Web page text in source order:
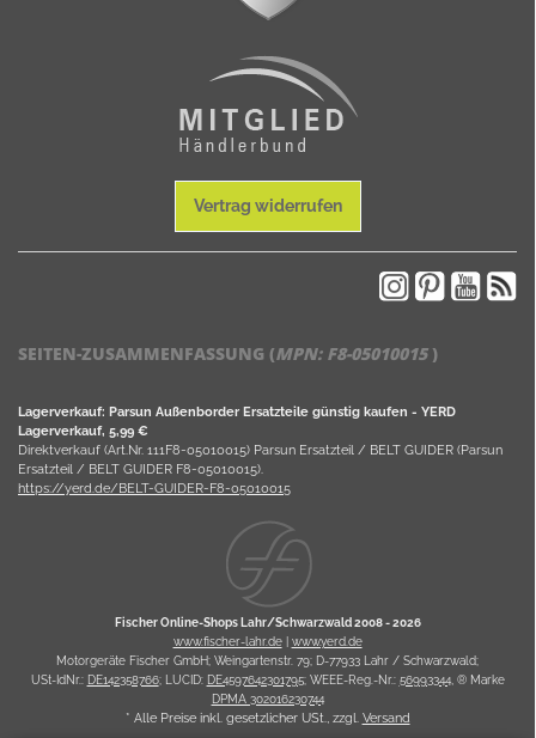
Vertrag widerrufen
SEITEN-ZUSAMMENFASSUNG (MPN: F8-05010015)
Lagerverkauf: Parsun Außenborder Ersatzteile günstig kaufen - YERD
Lagerverkauf, 5,99 €
Direktverkauf (Art.Nr. 111F8-05010015) Parsun Ersatzteil / BELT GUIDER (Parsun
Ersatzteil / BELT GUIDER F8-05010015).
https://yerd.de/BELT-GUIDER-F8-05010015
Fischer Online-Shops Lahr/Schwarzwald 2008 -2026
www.fischer-lahr.de| www.yerd.de
Motorgeräte Fischer GmbH; Weingartenstr. 79; D-77933 Lahr / Schwarzwald;
USt-IdNr.: DE142358766; LUCID: DE4597642301795; WEEE-Reg.-Nr.: 56993344, ® Marke
DPMA 302016230744
* Alle Preise inkl. gesetzlicher USt., zzgl. Versand